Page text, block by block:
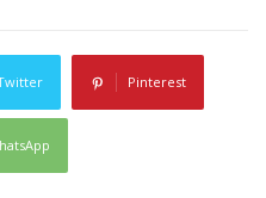
Pinterest